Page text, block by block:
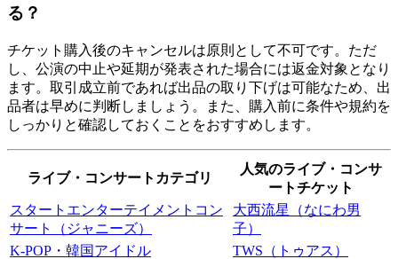
る？
チケット購入後のキャンセルは原則として不可です。ただ
し、公演の中止や延期が発表された場合には返金対象となり
ます。取引成立前であれば出品の取り下げは可能なため、出
品者は早めに判断しましょう。また、購入前に条件や規約を
しっかりと確認しておくことをおすすめします。
ライブ・コンサートカテゴリ
人気のライブ・コンサ
ートチケット
スタートエンターテイメントコン
サート（ジャニーズ）
大西流星（なにわ男
子）
K-POP・韓国アイドル
TWS（トゥアス）